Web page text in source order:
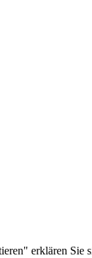
erklären Sie